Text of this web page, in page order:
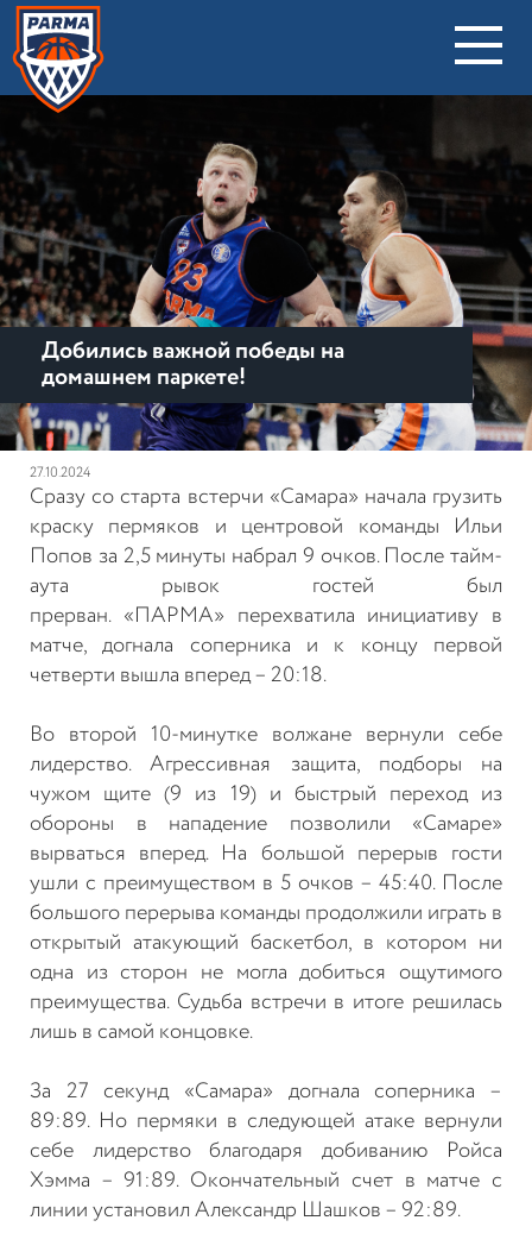
Добились важной победы на
домашнем паркете!
27.10.2024
Сразу со старта встерчи «Самара» начала грузить
краску пермяков и центровой команды Ильи
Попов за 2,5 минуты набрал 9 очков. После тайм-
аута рывок гостей был
прерван. «ПАРМА» перехватила инициативу в
матче, догнала соперника и к концу первой
четверти вышла вперед – 20:18.
Во второй 10-минутке волжане вернули себе
лидерство. Агрессивная защита, подборы на
чужом щите (9 из 19) и быстрый переход из
обороны в нападение позволили «Самаре»
вырваться вперед. На большой перерыв гости
ушли с преимуществом в 5 очков – 45:40. После
большого перерыва команды продолжили играть в
открытый атакующий баскетбол, в котором ни
одна из сторон не могла добиться ощутимого
преимущества. Судьба встречи в итоге решилась
лишь в самой концовке.
За 27 секунд «Самара» догнала соперника –
89:89. Но пермяки в следующей атаке вернули
себе лидерство благодаря добиванию Ройса
Хэмма – 91:89.Окончательный счет в матче с
линии установил Александр Шашков – 92:89.